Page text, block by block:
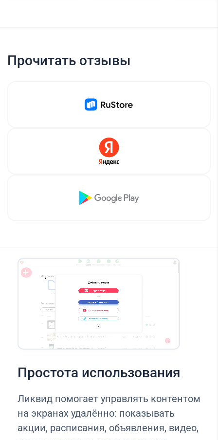
Прочитать отзывы
Простота использования
Ликвид помогает управлять контентом
на экранах удалённо: показывать
акции, расписания, объявления, видео,